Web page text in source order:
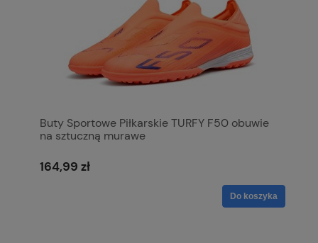
Buty Sportowe Piłkarskie TURFY F50 obuwie
na sztuczną murawe
164,99 zł
Do koszyka